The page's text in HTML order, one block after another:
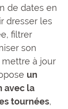
de dates en
dresser les
filtrer
son
à jour
un
avec la
tournées,